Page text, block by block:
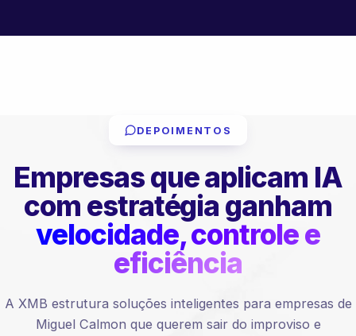
DEPOIMENTOS
Empresas que aplicam IA
com estratégia ganham
velocidade, controle e
eficiência
A XMB estrutura soluções inteligentes para empresas de
Miguel Calmon que querem sair do improviso e